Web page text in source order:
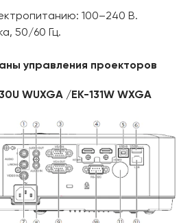
100–240 В.
50/60 Гц.
управления проекторов
WUXGA /EK-131W WXGA